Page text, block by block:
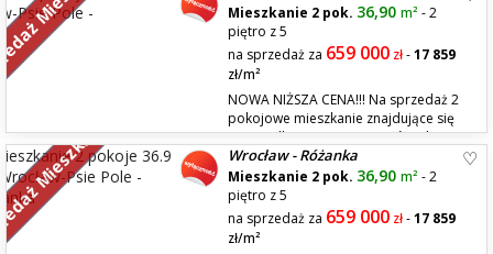
Mieszkanie 2 pok. 36,90m² - 2
piętro z 5
na sprzedaż za 659 000 zł-17 859
zł/m²
NOWA NIŻSZA CENA!!! Na sprzedaż 2
pokojowe mieszkanie znajdujące się
na osiedlu ,,Nowe Miasto Różanka" w
apartamentowcu przy ul. Młynarskiej, który został odrestaurowany
dzięki czemu industrialny wygląd młyna idealn...
Mieszkań Wrocław - Różanka
Mieszkanie 2 pok. 36,90m² - 2
piętro z 5
na sprzedaż za 659 000 zł-17 859
zł/m²